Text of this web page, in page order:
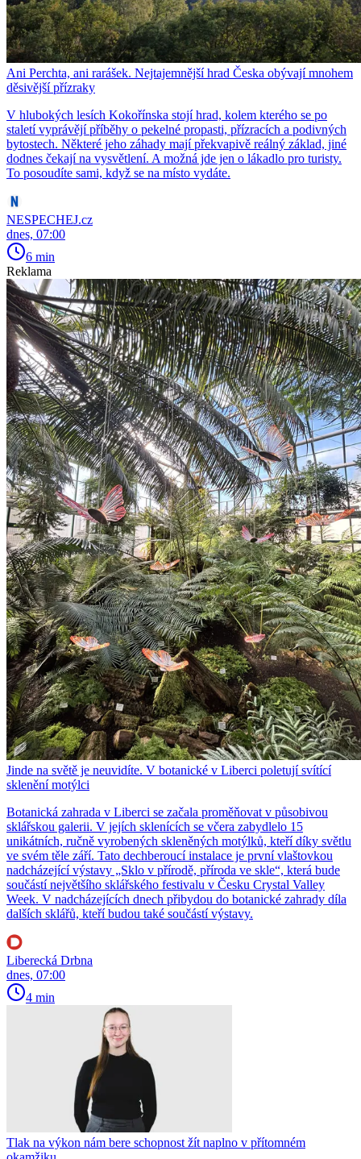
Ani Perchta, ani rarášek. Nejtajemnější hrad Česka obývají mnohem
děsivější přízraky
V hlubokých lesích Kokořínska stojí hrad, kolem kterého se po
staletí vyprávějí příběhy o pekelné propasti, přízracích a podivných
bytostech. Některé jeho záhady mají překvapivě reálný základ, jiné
dodnes čekají na vysvětlení. A možná jde jen o lákadlo pro turisty.
To posoudíte sami, když se na místo vydáte.
NESPECHEJ.cz
dnes, 07:00
6 min
Reklama
Jinde na světě je neuvidíte. V botanické v Liberci poletují svítící
sklenění motýlci
Botanická zahrada v Liberci se začala proměňovat v působivou
sklářskou galerii. V jejích sklenících se včera zabydlelo 15
unikátních, ručně vyrobených skleněných motýlků, kteří díky světlu
ve svém těle září. Tato dechberoucí instalace je první vlaštovkou
nadcházející výstavy „Sklo v přírodě, příroda ve skle“, která bude
součástí největšího sklářského festivalu v Česku Crystal Valley
Week. V nadcházejících dnech přibydou do botanické zahrady díla
dalších sklářů, kteří budou také součástí výstavy.
Liberecká Drbna
dnes, 07:00
4 min
Tlak na výkon nám bere schopnost žít naplno v přítomném